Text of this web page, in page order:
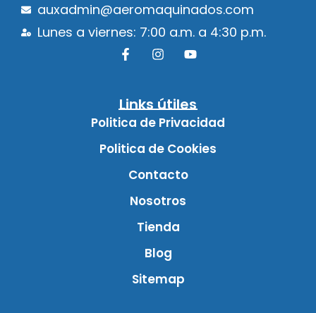
auxadmin@aeromaquinados.com
Lunes a viernes: 7:00 a.m. a 4:30 p.m.
Links útiles
Politica de Privacidad
Politica de Cookies
Contacto
Nosotros
Tienda
Blog
Sitemap